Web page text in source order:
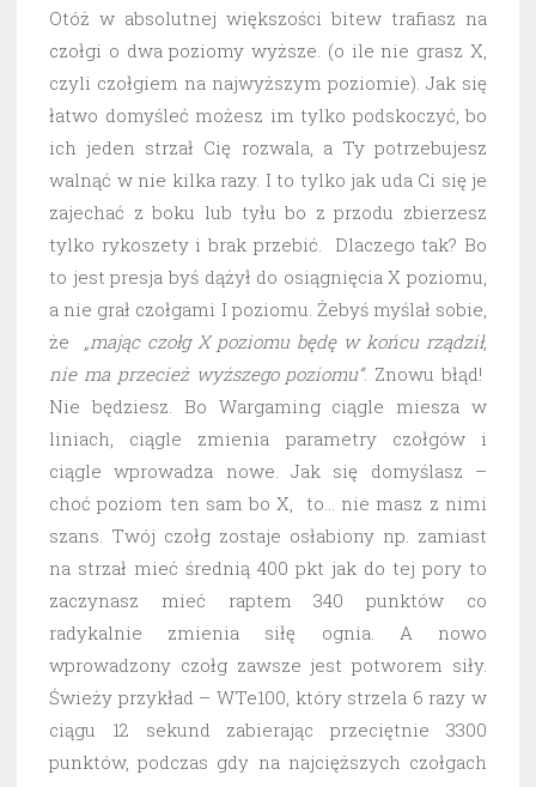
Otóż w absolutnej większości bitew trafiasz na
czołgi o dwa poziomy wyższe. (o ile nie grasz X,
czyli czołgiem na najwyższym poziomie). Jak się
łatwo domyśleć możesz im tylko podskoczyć, bo
ich jeden strzał Cię rozwala, a Ty potrzebujesz
walnąć w nie kilka razy. I to tylko jak uda Ci się je
zajechać z boku lub tyłu bo z przodu zbierzesz
tylko rykoszety i brak przebić. Dlaczego tak? Bo
to jest presja byś dążył do osiągnięcia X poziomu,
a nie grał czołgami I poziomu. Żebyś myślał sobie,
że „mając czołg X poziomu będę w końcu rządził,
nie ma przecież wyższego poziomu”. Znowu błąd!
Nie będziesz. Bo Wargaming ciągle miesza w
liniach, ciągle zmienia parametry czołgów i
ciągle wprowadza nowe. Jak się domyślasz –
choć poziom ten sam bo X, to… nie masz z nimi
szans. Twój czołg zostaje osłabiony np. zamiast
na strzał mieć średnią 400 pkt jak do tej pory to
zaczynasz mieć raptem 340 punktów co
radykalnie zmienia siłę ognia. A nowo
wprowadzony czołg zawsze jest potworem siły.
Świeży przykład – WTe100, który strzela 6 razy w
ciągu 12 sekund zabierając przeciętnie 3300
punktów, podczas gdy na najcięższych czołgach